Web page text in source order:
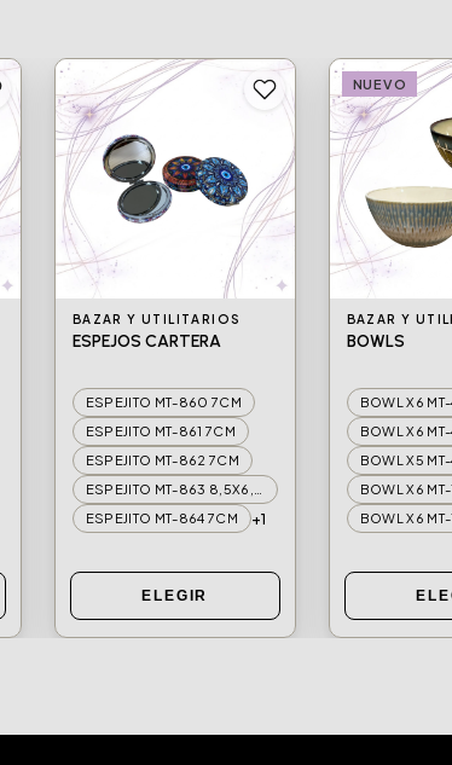
BAZAR Y UTILITARIOS
ESPEJOS CARTERA
ESPEJITO MT-860 7CM
ESPEJITO MT-861 7CM
ESPEJITO MT-862 7CM
ESPEJITO MT-864 7CM
+1
ELEGIR
NUEVO
BAZAR Y
BOWLS
BOWL X6
BOWL X6
BOWL X5
BOWL X6 MT-
BOWL X6 MT-